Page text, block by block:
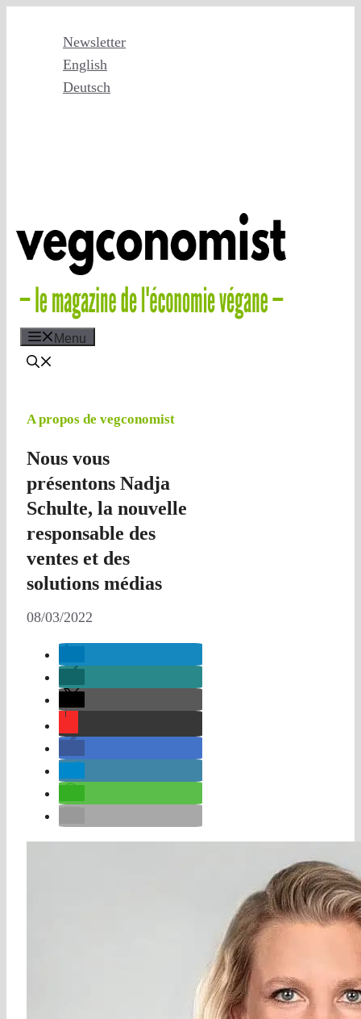
Newsletter
English
Deutsch
Menu
A propos de vegconomist
Nous vous
présentons Nadja
Schulte, la nouvelle
responsable des
ventes et des
solutions médias
08/03/2022